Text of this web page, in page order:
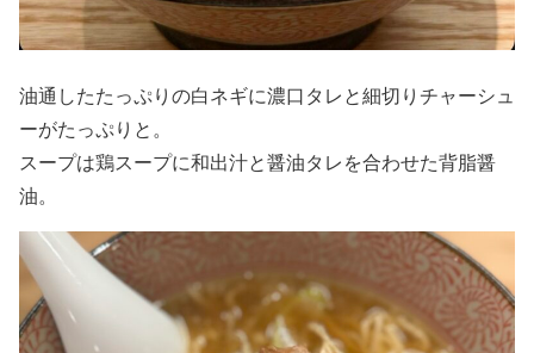
油通したたっぷりの白ネギに濃口タレと細切りチャーシュ
ーがたっぷりと。
スープは鶏スープに和出汁と醤油タレを合わせた背脂醤
油。